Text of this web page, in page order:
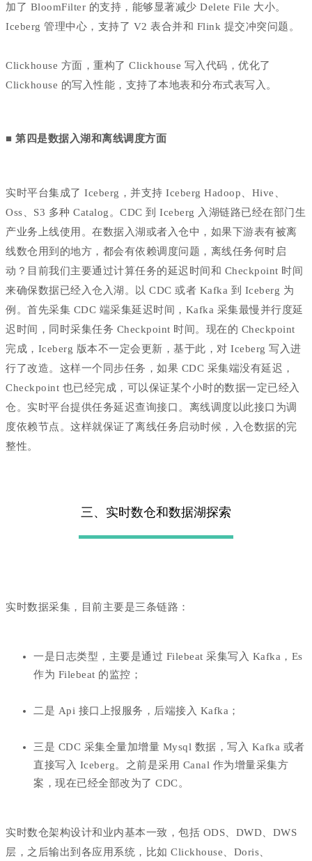
加了 BloomFilter 的支持，能够显著减少 Delete File 大小。
Iceberg 管理中心，支持了 V2 表合并和 Flink 提交冲突问题。
Clickhouse 方面，重构了 Clickhouse 写入代码，优化了
Clickhouse 的写入性能，支持了本地表和分布式表写入。
■ 第四是数据入湖和离线调度方面
实时平台集成了 Iceberg，并支持 Iceberg Hadoop、Hive、
Oss、S3 多种 Catalog。CDC 到 Iceberg 入湖链路已经在部门生
产业务上线使用。在数据入湖或者入仓中，如果下游表有被离
线数仓用到的地方，都会有依赖调度问题，离线任务何时启
动？目前我们主要通过计算任务的延迟时间和 Checkpoint 时间
来确保数据已经入仓入湖。以 CDC 或者 Kafka 到 Iceberg 为
例。首先采集 CDC 端采集延迟时间，Kafka 采集最慢并行度延
迟时间，同时采集任务 Checkpoint 时间。现在的 Checkpoint
完成，Iceberg 版本不一定会更新，基于此，对 Iceberg 写入进
行了改造。这样一个同步任务，如果 CDC 采集端没有延迟，
Checkpoint 也已经完成，可以保证某个小时的数据一定已经入
仓。实时平台提供任务延迟查询接口。离线调度以此接口为调
度依赖节点。这样就保证了离线任务启动时候，入仓数据的完
整性。
三、实时数仓和数据湖探索
实时数据采集，目前主要是三条链路：
一是日志类型，主要是通过 Filebeat 采集写入 Kafka，Es
作为 Filebeat 的监控；
二是 Api 接口上报服务，后端接入 Kafka；
三是 CDC 采集全量加增量 Mysql 数据，写入 Kafka 或者
直接写入 Iceberg。之前是采用 Canal 作为增量采集方
案，现在已经全部改为了 CDC。
实时数仓架构设计和业内基本一致，包括 ODS、DWD、DWS
层，之后输出到各应用系统，比如 Clickhouse、Doris、